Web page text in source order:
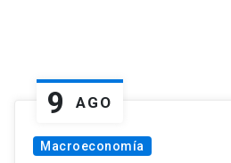
9 AGO
Macroeconomía